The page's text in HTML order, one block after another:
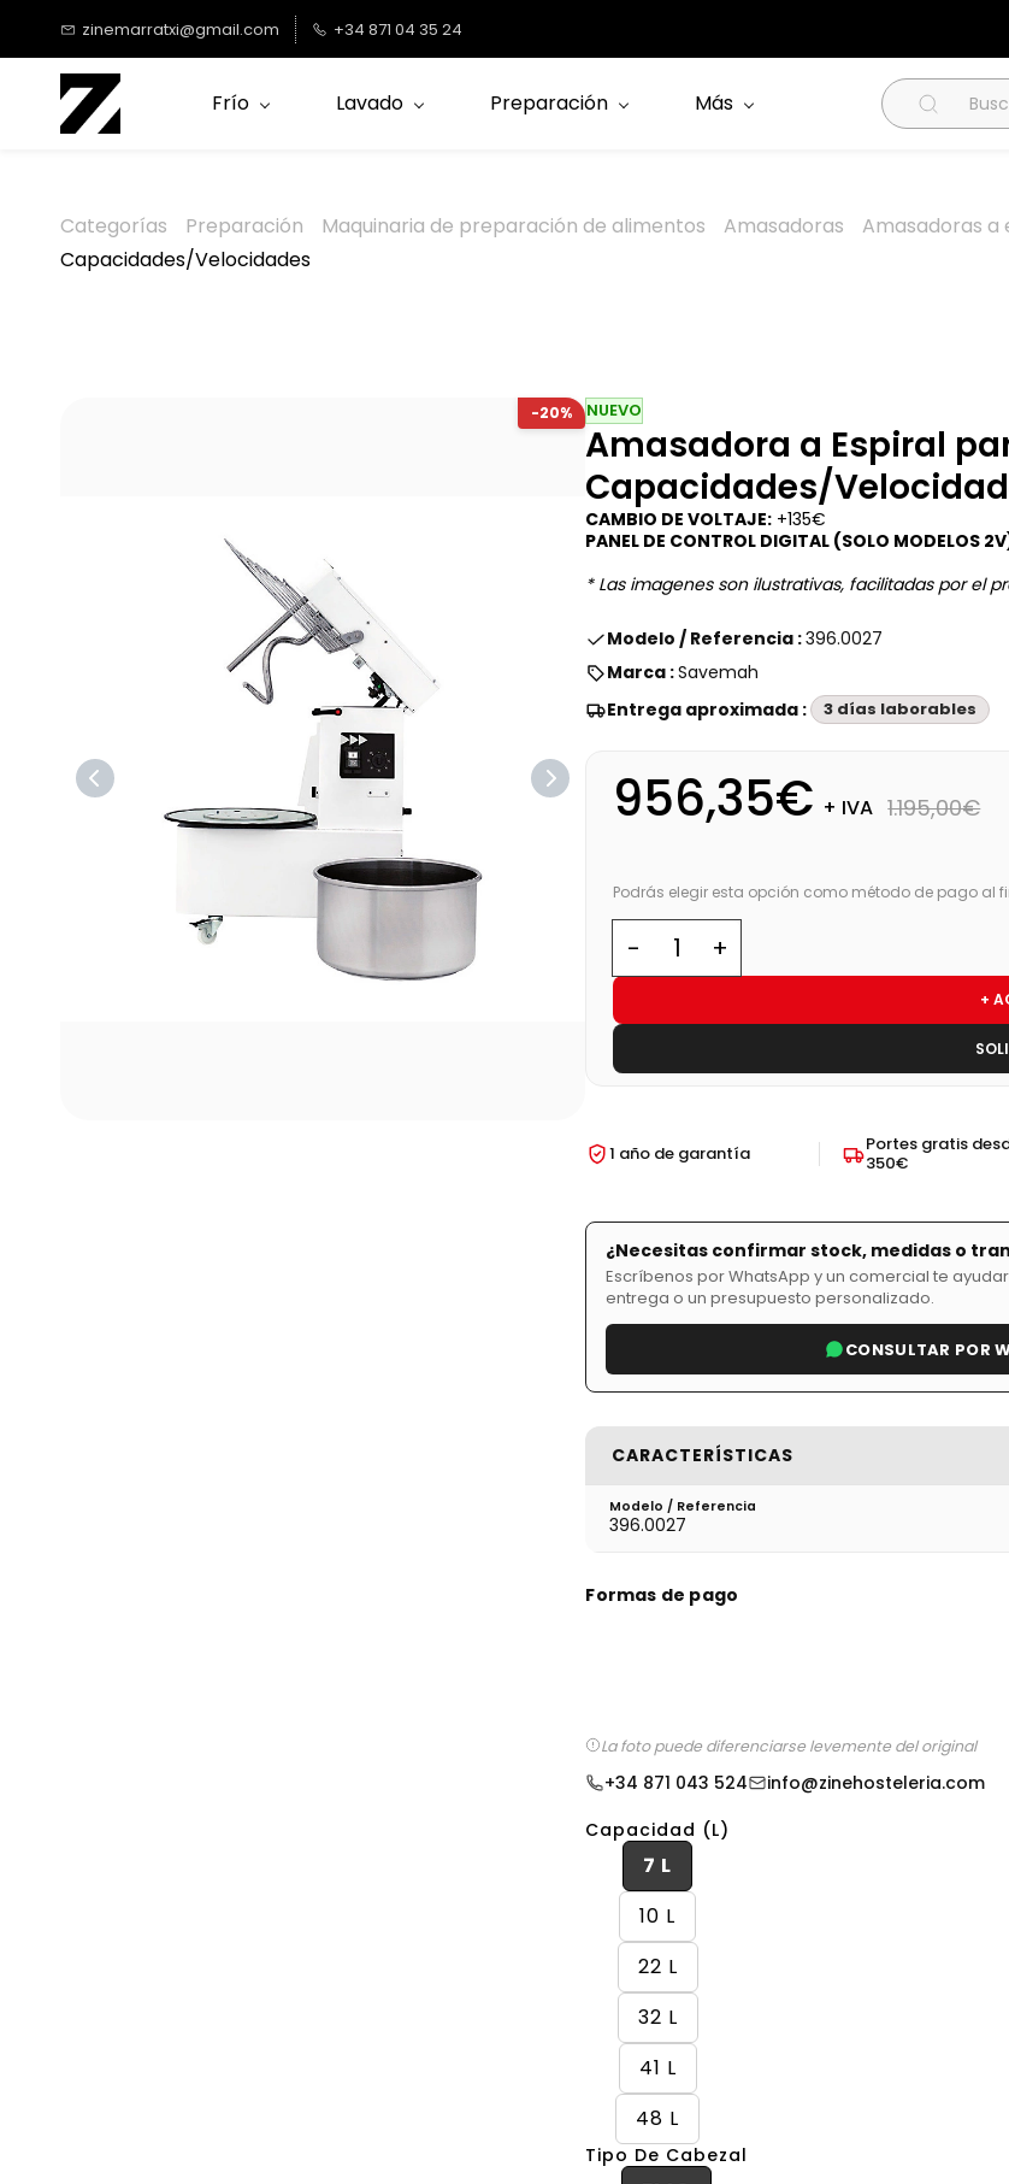
contenido
principal
zinemarratxi@gmail.com +34 871 04 35 24
Frío Lavado Preparación Más
Categorías Preparación Maquinaria de preparación de alimentos Amasadoras Amasadoras a
Capacidades/Velocidades
-20% NUEVO
Amasadora a Espiral
Capacidades/
CAMBIO DE VOLTAJE: +135€
PANEL DE CONTROL DIGITAL (SOLO MODELOS
* Las imagenes son ilustrativas, facilitadas por el
Modelo / Referencia :396.0027
Marca :Savemah
Entrega aproximada : 3 días laborables
956,35€ + IVA 1.195,00€
Podrás elegir esta opción como método de pago al
+
1 año de garantía
Portes gratis
350€
¿Necesitas confirmar stock, medidas o
Escríbenos por WhatsApp y un comercial te
entrega o un presupuesto personalizado.
CONSULTAR POR
CARACTERÍSTICAS
Modelo / Referencia
396.0027
Formas de pago
La foto puede diferenciarse levemente del original
+34 871 043 524
info@zinehosteleria.com
Capacidad (L)
7 L
10 L
22 L
32 L
41 L
48 L
Tipo De Cabezal